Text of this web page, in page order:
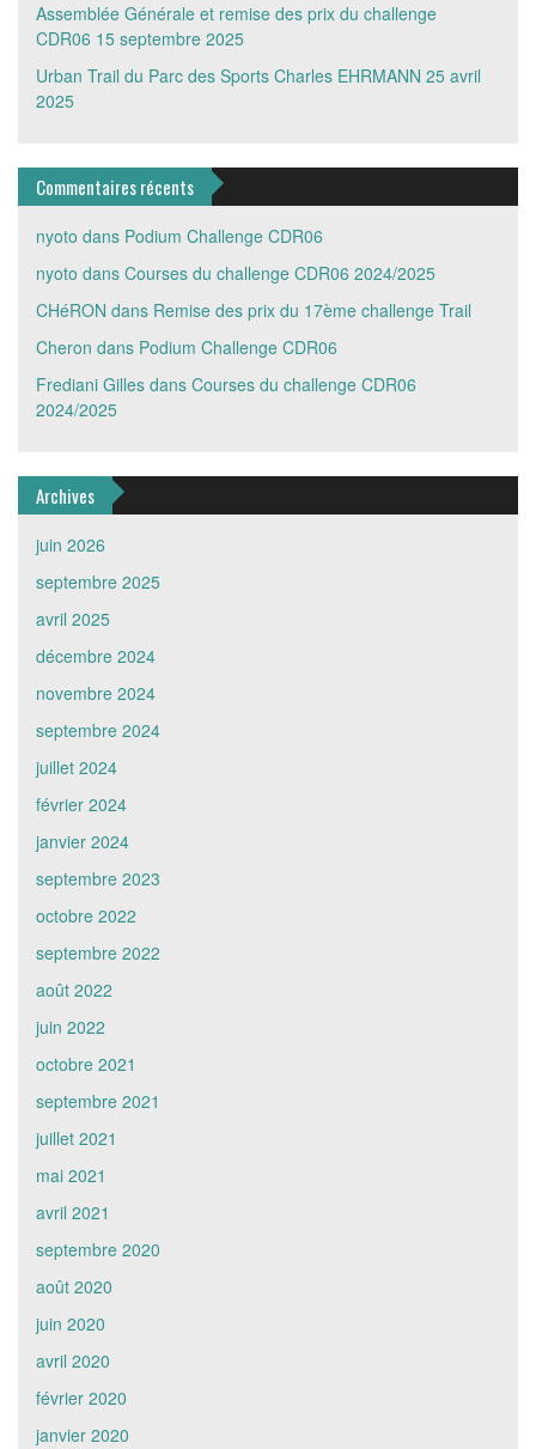
Assemblée Générale et remise des prix du challenge
CDR06 15 septembre 2025
Urban Trail du Parc des Sports Charles EHRMANN 25 avril
2025
Commentaires récents
nyoto dans Podium Challenge CDR06
nyoto dans Courses du challenge CDR06 2024/2025
CHéRON dans Remise des prix du 17ème challenge Trail
Cheron dans Podium Challenge CDR06
Frediani Gilles dans Courses du challenge CDR06
2024/2025
Archives
juin 2026
septembre 2025
avril 2025
décembre 2024
novembre 2024
septembre 2024
juillet 2024
février 2024
janvier 2024
septembre 2023
octobre 2022
septembre 2022
août 2022
juin 2022
octobre 2021
septembre 2021
juillet 2021
mai 2021
avril 2021
septembre 2020
août 2020
juin 2020
avril 2020
février 2020
janvier 2020